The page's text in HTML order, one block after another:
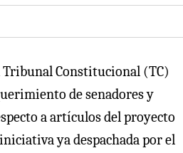
Tribunal Constitucional (TC)
de senadores y
a artículos del proyecto
ya despachada por el